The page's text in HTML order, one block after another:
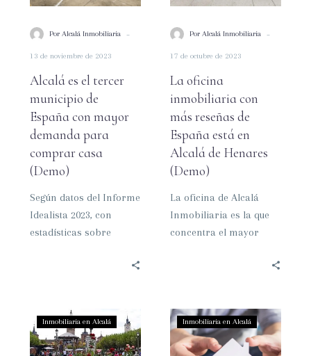
España
demanda
para
comprar
(Demo)
Por Alcalá Inmobiliaria -
13 de noviembre de 2023
Alcalá es el tercer
municipio de
España con mayor
demanda para
comprar casa
(Demo)
Según datos del Informe
Idealista 2023, con
estadísticas sobre
demanda relativa en el
de
en
de
Henares
(Demo)
Por Alcalá Inmobiliaria -
17 de octubre de 2023
La oficina
inmobiliaria con
más reseñas de
España está en
Alcalá de Henares
(Demo)
La oficina de Alcalá
Inmobiliaria es la que
concentra el mayor
Descubre
las
Increíbles
Inmobiliaria en Alcalá
¿Quieres
conocer
Inmobiliaria en Alcalá